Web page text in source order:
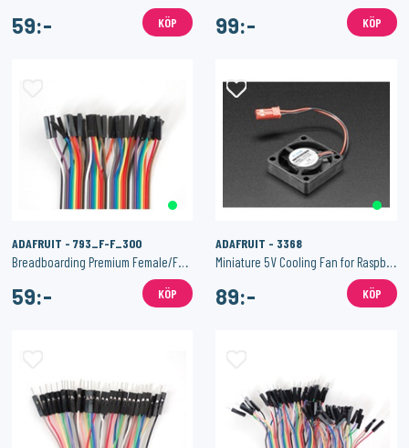
59:- KÖP 99:- KÖP
ADAFRUIT - 793_F-F_300
Breadboarding Premium Female/Female Jumper Wires - 40 x 12" (300mm)
59:- KÖP
ADAFRUIT - 3368
Miniature 5V Cooling Fan for Raspberry Pi (and Other Computers)
89:- KÖP